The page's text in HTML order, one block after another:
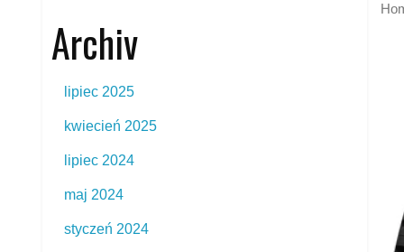
Archiv
lipiec 2025
kwiecień 2025
lipiec 2024
maj 2024
styczeń 2024